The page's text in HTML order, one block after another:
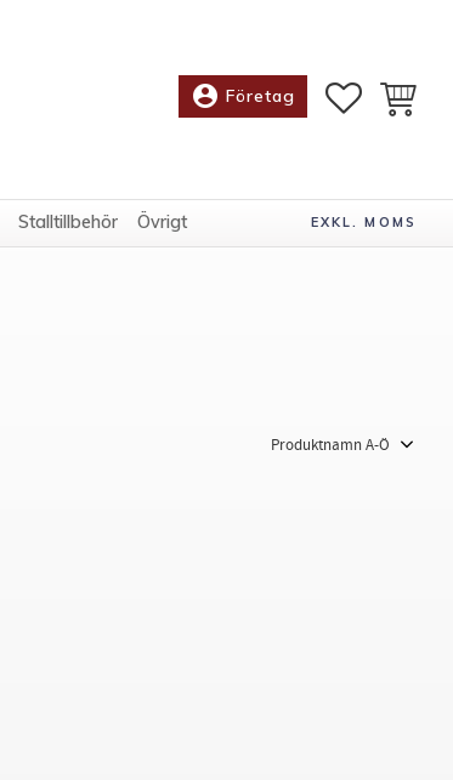
account_circle Företag
Stalltillbehör Övrigt EXKL. MOMS